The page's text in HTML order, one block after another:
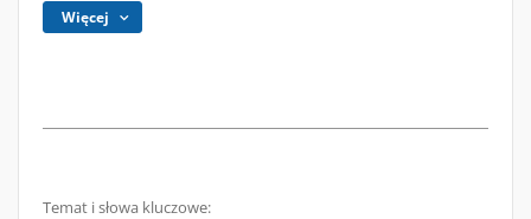
Więcej
Temat i słowa kluczowe: